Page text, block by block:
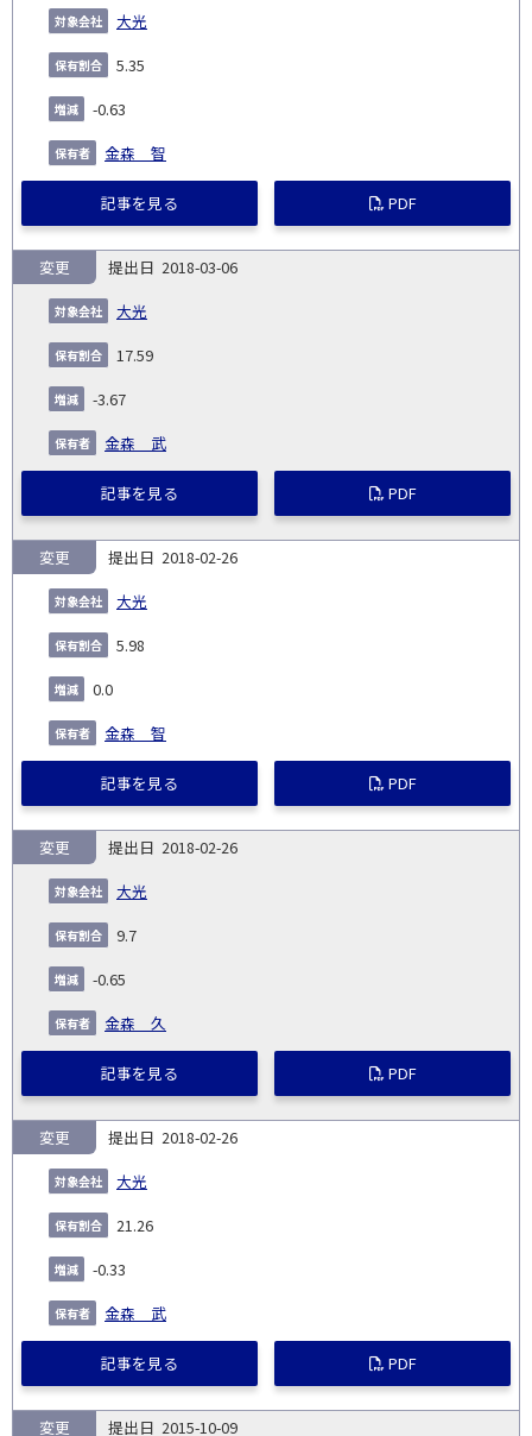
大光
5.35
-0.63
金森 智
記事を見る PDF
2018-03-06
大光
変更
17.59
-3.67
金森 武
記事を見る PDF
2018-02-26
大光
変更
5.98
0.0
金森 智
記事を見る PDF
2018-02-26
大光
変更
9.7
-0.65
金森 久
記事を見る PDF
2018-02-26
大光
変更
21.26
-0.33
金森 武
記事を見る PDF
2015-10-09
変更